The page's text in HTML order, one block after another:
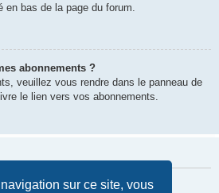
sur ce site, vous
en bas de la page du forum.
abonnements ?
veuillez vous rendre dans le panneau de
le lien vers vos abonnements.
autorisées sur ce forum ?